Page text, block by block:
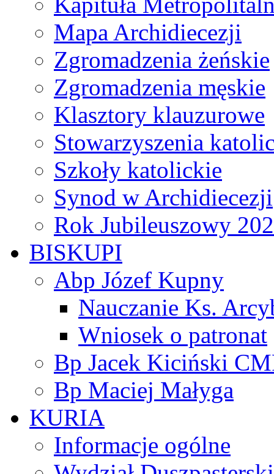
Mapa Archidiecezji
Zgromadzenia żeńskie
Zgromadzenia męskie
Klasztory klauzurowe
Stowarzyszenia
Szkoły katolickie
Synod w Archidiecezji
Rok Jubileuszowy
BISKUPI
Abp Józef Kupny
Nauczanie Ks.
Wniosek o patronat
Bp Jacek Kiciński
Bp Maciej Małyga
KURIA
Informacje ogólne